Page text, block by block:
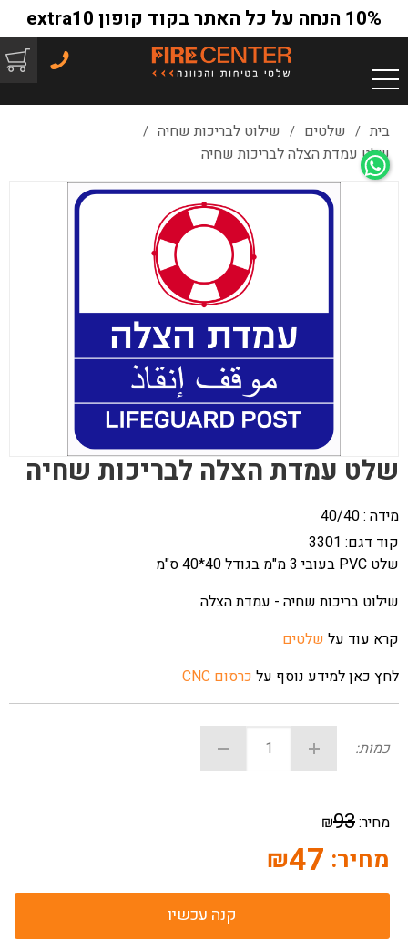
10% הנחה על כל האתר בקוד קופון extra10
בית / שלטים / שילוט לבריכות שחיה /
שלט עמדת הצלה לבריכות שחיה
שלט עמדת הצלה לבריכות שחיה
מידה : 40/40
קוד דגם: 3301
שלט PVC בעובי 3 מ"מ בגודל 40*40 ס"מ
שילוט בריכות שחיה - עמדת הצלה
קרא עוד על שלטים
לחץ כאן למידע נוסף על כרסום CNC
כמות:
מחיר:93
₪
מחיר: 47
₪
קנה עכשיו